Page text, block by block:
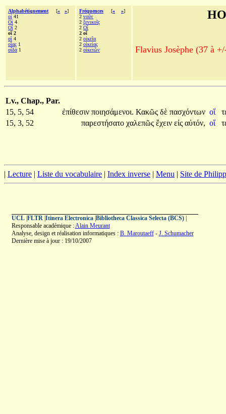
Alphabétiquement [« »]
οἱ 41
Οἱ 4
Οἵ 2
οἵ 2
οἳ 4
οἵας 1
οἶδά 1
Fréquences [« »]
2 νοῦν
2 ξενικοῖς
2 Οἵ
2 οἵ
2 οἰκεῖα
2 οἰκείας
2 οἰκετῶν Flavius Josèphe (37 à
Lv., Chap., Par.
15, 5, 54
ἐπίθεσιν ποιησάμενοι. Κακῶς δὲ πασχόντων οἵ
15, 3, 52
παρεστήσατο χαλεπῶς ἔχειν εἰς αὐτόν, οἵ
| Lecture | Liste du vocabulaire | Index inverse | Menu | Site de
UCL| FLTR| Itinera Electronica| Bibliotheca Classica Selecta (BCS)|
Responsable académique :Alain Meurant
Analyse, design et réalisation informatiques : B. Maroutaeff- J. Schumacher
Dernière mise à jour : 19/10/2007